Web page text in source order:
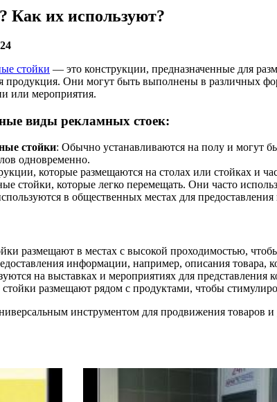
Как их используют?
стойки — это конструкции, предназначенные для
продукция. Они могут быть выполнены в различных
или мероприятия.
виды рекламных стоек:
стойки: Обычно устанавливаются на полу и могут
одновременно.
которые размещаются на столах или стойках и
стойки, которые легко перемещать. Они часто
в общественных местах для
размещают в местах с высокой проходимостью,
информации, например, описания товара,
на выставках и мероприятиях для представления
размещают рядом с продуктами, чтобы
инструментом для продвижения товаров и